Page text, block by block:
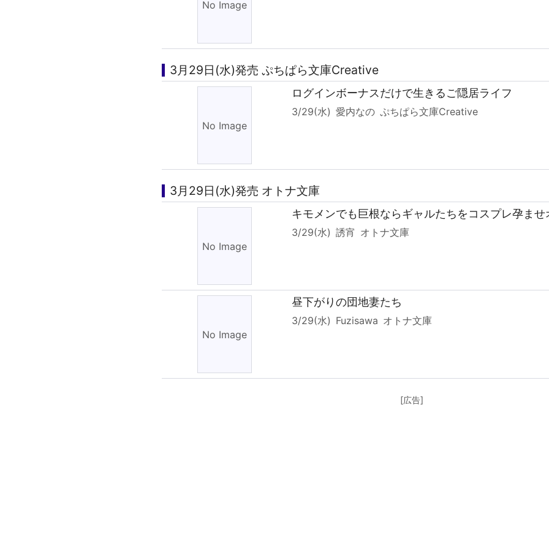
3月29日(水)発売 ぷちぱら文庫Creative
ログインボーナスだけで生きるご隠居ライフ
3/29(水) 愛内なの ぷちぱら文庫Creative
3月29日(水)発売 オトナ文庫
キモメンでも巨根ならギャルたちをコスプレ孕ませ
3/29(水) 誘宵 オトナ文庫
昼下がりの団地妻たち
3/29(水) Fuzisawa オトナ文庫
[広告]